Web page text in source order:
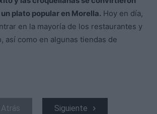
plato popular en Morella. Hoy en día,
en la mayoría de los restaurantes y
así como en algunas tiendas de
Atrás Siguiente